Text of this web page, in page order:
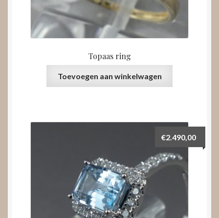
Topaas ring
Toevoegen aan winkelwagen
€2.490,00